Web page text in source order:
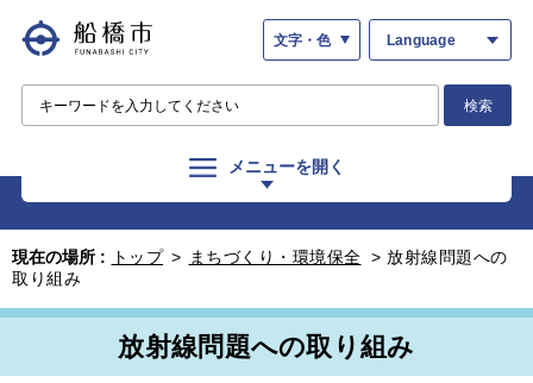
文字・色 Language
検索
メニューを開く
現在の場所 : トップ > まちづくり・環境保全 > 放射線問題への
取り組み
放射線問題への取り組み